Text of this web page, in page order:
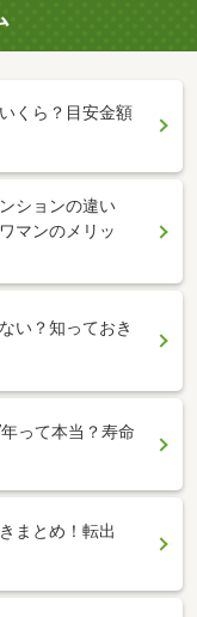
くら？目安金額
ションの違い
マンのメリッ
い？知っておき
って本当？寿命
まとめ！転出